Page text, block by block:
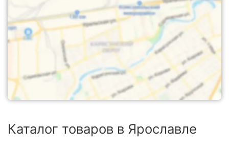
Каталог товаров в Ярославле